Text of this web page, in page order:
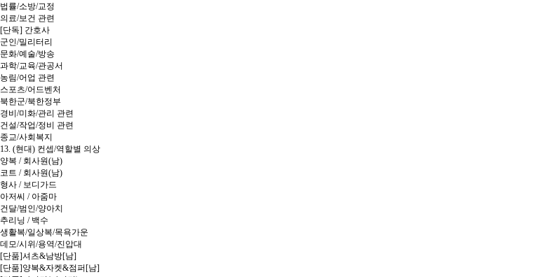
법률/소방/교정
의료/보건 관련
[단독] 간호사
군인/밀리터리
문화/예술/방송
과학/교육/관공서
농림/어업 관련
스포츠/어드벤처
북한군/북한정부
경비/미화/관리 관련
건설/작업/정비 관련
종교/사회복지
13. (현대) 컨셉/역할별 의상
양복 / 회사원(남)
코트 / 회사원(남)
형사 / 보디가드
아저씨 / 아줌마
건달/범인/양아치
추리닝 / 백수
생활복/일상복/목욕가운
데모/시위/용역/진압대
[단품]셔츠&남방[남]
[단품]양복&자켓&점퍼[남]